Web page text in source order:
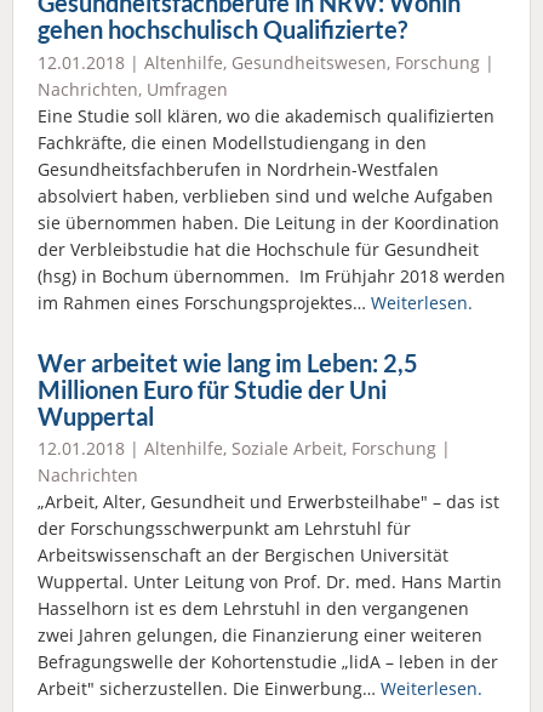
gehen hochschulisch Qualifizierte?
12.01.2018 | Altenhilfe, Gesundheitswesen, Forschung |
Nachrichten, Umfragen
Eine Studie soll klären, wo die akademisch qualifizierten
Fachkräfte, die einen Modellstudiengang in den
Gesundheitsfachberufen in Nordrhein-Westfalen
absolviert haben, verblieben sind und welche Aufgaben
sie übernommen haben. Die Leitung in der Koordination
der Verbleibstudie hat die Hochschule für Gesundheit
(hsg) in Bochum übernommen. Im Frühjahr 2018 werden
im Rahmen eines Forschungsprojektes… Weiterlesen.
Wer arbeitet wie lang im Leben: 2,5
Millionen Euro für Studie der Uni
Wuppertal
12.01.2018 | Altenhilfe, Soziale Arbeit, Forschung |
Nachrichten
„Arbeit, Alter, Gesundheit und Erwerbsteilhabe" – das ist
der Forschungsschwerpunkt am Lehrstuhl für
Arbeitswissenschaft an der Bergischen Universität
Wuppertal. Unter Leitung von Prof. Dr. med. Hans Martin
Hasselhorn ist es dem Lehrstuhl in den vergangenen
zwei Jahren gelungen, die Finanzierung einer weiteren
Befragungswelle der Kohortenstudie „lidA – leben in der
Arbeit" sicherzustellen. Die Einwerbung… Weiterlesen.